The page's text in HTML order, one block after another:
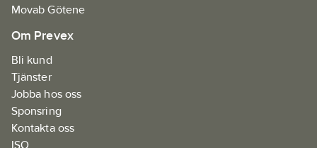
Movab Götene
Om Prevex
Bli kund
Tjänster
Jobba hos oss
Sponsring
Kontakta oss
ISO